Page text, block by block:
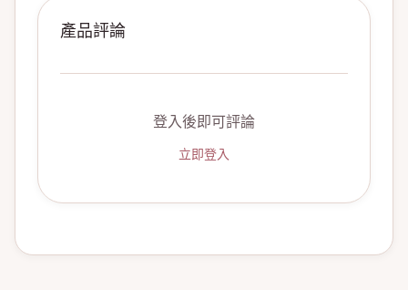
產品評論
登入後即可評論
立即登入